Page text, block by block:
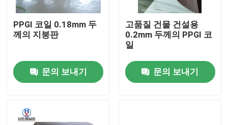
우리에 대하여
PPGI 코일 0.18mm 두
께의 지붕판
문의 보내기
고품질 건물 건설용
0.2mm 두께의 PPGI 코
일
문의 보내기